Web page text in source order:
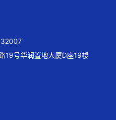
19号华润置地大厦D座19楼